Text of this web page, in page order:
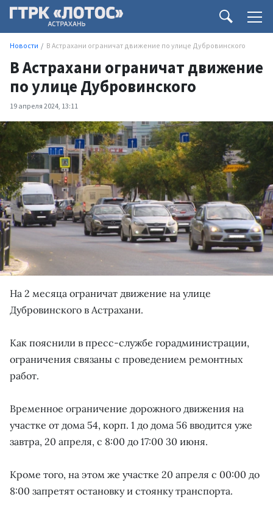
Новости В Астрахани ограничат движение по улице Дубровинского
В Астрахани ограничат движение
по улице Дубровинского
19 апреля 2024, 13:11
На 2 месяца ограничат движение на улице
Дубровинского в Астрахани.
Как пояснили в пресс-службе горадминистрации,
ограничения связаны с проведением ремонтных
работ.
Временное ограничение дорожного движения на
участке от дома 54, корп. 1 до дома 56 вводится уже
завтра, 20 апреля, с 8:00 до 17:00 30 июня.
Кроме того, на этом же участке 20 апреля с 00:00 до
8:00 запретят остановку и стоянку транспорта.